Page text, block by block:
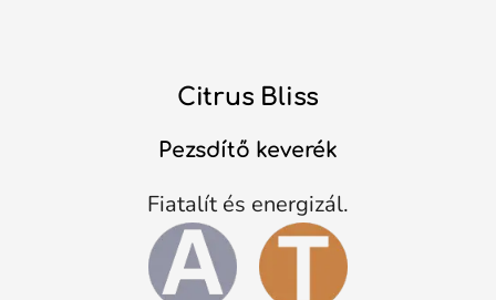
Citrus Bliss
Pezsdítő keverék
Fiatalít és energizál.